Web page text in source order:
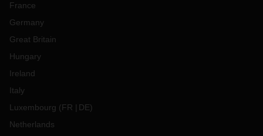
France
Germany
Great Britain
Hungary
Ireland
Italy
Luxembourg (FR DE)
Netherlands